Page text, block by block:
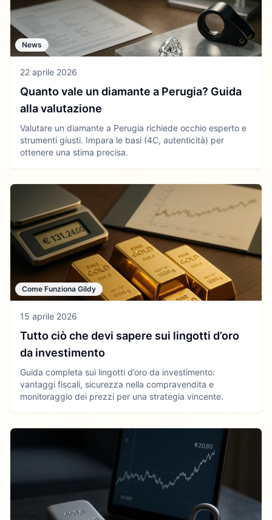
News
22 aprile 2026
Quanto vale un diamante a Perugia? Guida
alla valutazione
Valutare un diamante a Perugia richiede occhio esperto e
strumenti giusti. Impara le basi (4C, autenticità) per
ottenere una stima precisa.
Come Funziona Gildy
15 aprile 2026
Tutto ciò che devi sapere sui lingotti d’oro
da investimento
Guida completa sui lingotti d’oro da investimento:
vantaggi fiscali, sicurezza nella compravendita e
monitoraggio dei prezzi per una strategia vincente.